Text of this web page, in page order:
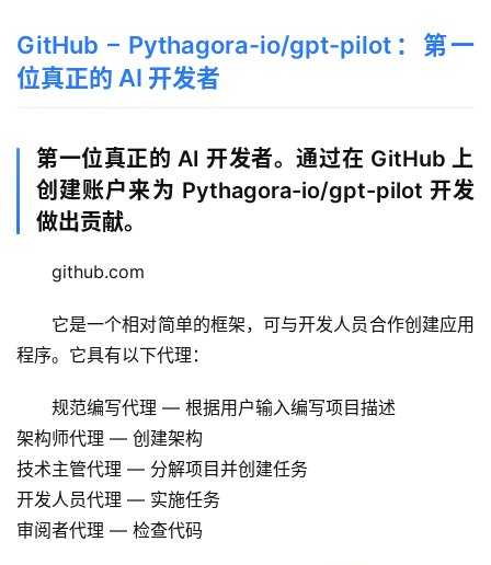
目
录
业
资
讯
费
课
A
I
V
I
登录 注册
GitHub – Pythagora-io/gpt-pilot：第一
位真正的 AI 开发者
第一位真正的 AI 开发者。通过在 GitHub 上
创建账户来为 Pythagora-io/gpt-pilot 开发
做出贡献。
github.com
它是一个相对简单的框架，可与开发人员合作创建应用
程序。它具有以下代理：
规范编写代理 — 根据用户输入编写项目描述
架构师代理 — 创建架构
技术主管代理 — 分解项目并创建任务
开发人员代理 — 实施任务
审阅者代理 — 检查代码